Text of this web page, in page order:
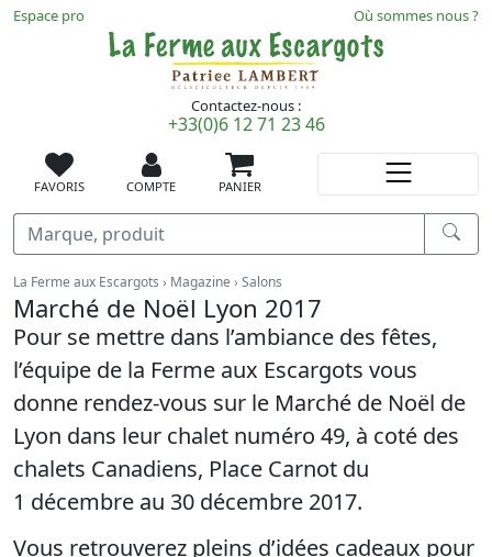
Recherche
FAVORIS COMPTE PANIER
Contactez-nous :
+33(0)6 12 71 23 46
Espace pro Où sommes nous ?
Vous êtes ici :
La Ferme aux Escargots Magazine Salons
Marché de Noël Lyon 2017
Pour se mettre dans l’ambiance des fêtes,
l’équipe de la Ferme aux Escargots vous
donne rendez-vous sur le Marché de Noël de
Lyon dans leur chalet numéro 49, à coté des
chalets Canadiens, Place Carnot du
1 décembre au 30 décembre 2017.
Vous retrouverez pleins d’idées cadeaux pour